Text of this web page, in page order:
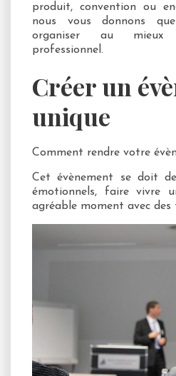
produit, convention ou
nous vous donnons
organiser au mieux
professionnel.
Créer un
unique
Comment rendre votre
Cet évènement se doit
émotionnels, faire vivre
agréable moment avec